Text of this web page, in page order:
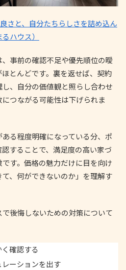
さと、自分たちらしさを詰め込ん
ハウス）
事前の確認不足や優先順位の曖
とんどです。裏を返せば、契約
、自分の価値観と照らし合わせ
つながる可能性は下げられま
る程度明確になっている分、ポ
することで、満足度の高い家づ
す。価格の魅力だけに目を向け
、何ができないのか」を理解す
後悔しないための対策について
確認する
ーションを出す